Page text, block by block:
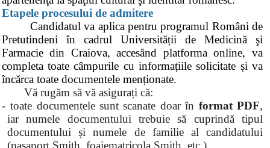
Etapele procesului de admitere
Candidatul va aplica pentru programul Români de
Pretutindeni în cadrul Universității de Medicină şi
Farmacie din Craiova, accesând platforma online, va
completa toate câmpurile cu informațiile solicitate și va
încărca toate documentele menționate.
Vă rugăm să vă asigurați că:
- toate documentele sunt scanate doar în format PDF,
iar numele documentului trebuie să cuprindă tipul
documentului și numele de familie al candidatului